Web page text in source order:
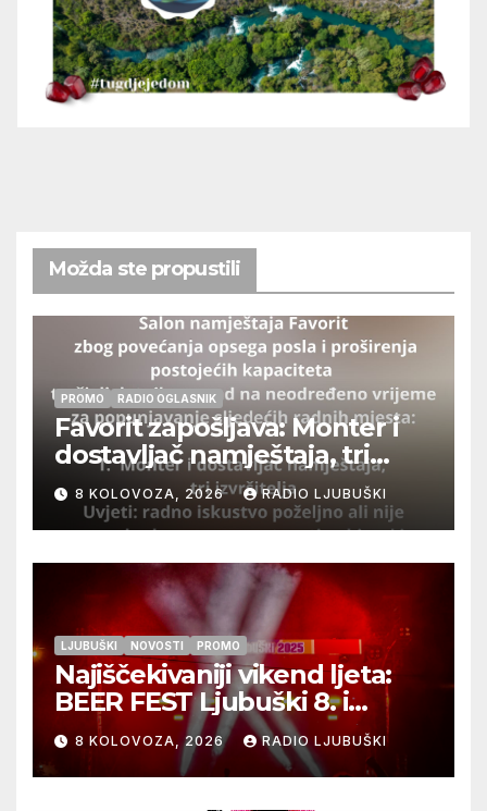
Možda ste propustili
PROMO RADIO OGLASNIK
Favorit zapošljava: Monter i
dostavljač namještaja, tri
izvršitelja
8 KOLOVOZA, 2026 RADIO LJUBUŠKI
LJUBUŠKI NOVOSTI PROMO
Najiščekivaniji vikend ljeta:
BEER FEST Ljubuški 8. i
9.kolovoza
8 KOLOVOZA, 2026 RADIO LJUBUŠKI